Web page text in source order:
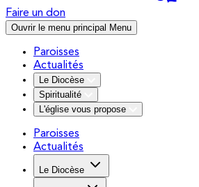
Faire un don
Ouvrir le menu principal Menu
Paroisses
Actualités
Le Diocèse
Spiritualité
L'église vous propose
Paroisses
Actualités
Le Diocèse